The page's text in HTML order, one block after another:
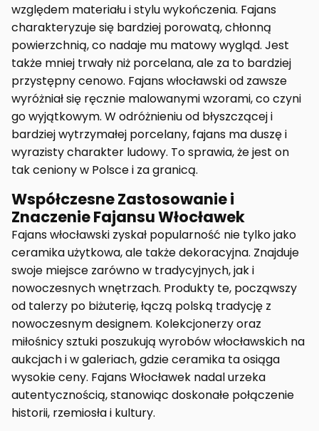
względem materiału i stylu wykończenia. Fajans
charakteryzuje się bardziej porowatą, chłonną
powierzchnią, co nadaje mu matowy wygląd. Jest
także mniej trwały niż porcelana, ale za to bardziej
przystępny cenowo. Fajans włocławski od zawsze
wyróżniał się ręcznie malowanymi wzorami, co czyni
go wyjątkowym. W odróżnieniu od błyszczącej i
bardziej wytrzymałej porcelany, fajans ma duszę i
wyrazisty charakter ludowy. To sprawia, że jest on
tak ceniony w Polsce i za granicą.
Współczesne Zastosowanie i
Znaczenie Fajansu Włocławek
Fajans włocławski zyskał popularność nie tylko jako
ceramika użytkowa, ale także dekoracyjna. Znajduje
swoje miejsce zarówno w tradycyjnych, jak i
nowoczesnych wnętrzach. Produkty te, począwszy
od talerzy po biżuterię, łączą polską tradycję z
nowoczesnym designem. Kolekcjonerzy oraz
miłośnicy sztuki poszukują wyrobów włocławskich na
aukcjach i w galeriach, gdzie ceramika ta osiąga
wysokie ceny. Fajans Włocławek nadal urzeka
autentycznością, stanowiąc doskonałe połączenie
historii, rzemiosła i kultury.